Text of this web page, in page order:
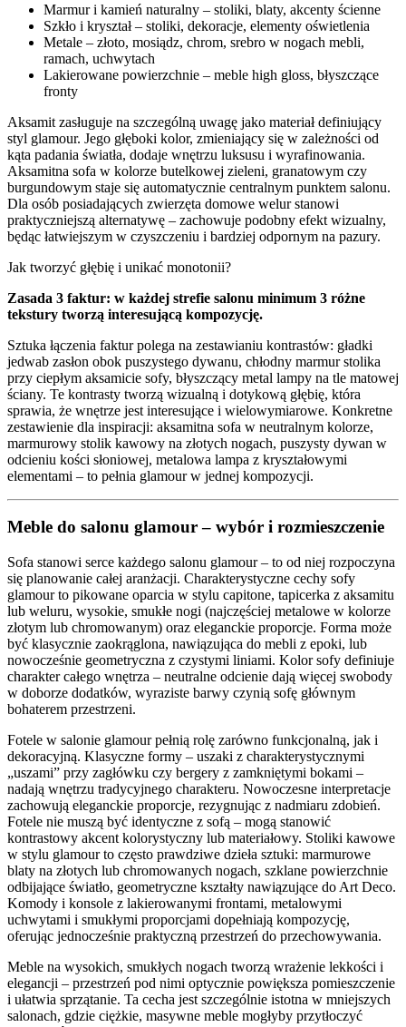
Marmur i kamień naturalny – stoliki, blaty, akcenty ścienne
Szkło i kryształ – stoliki, dekoracje, elementy oświetlenia
Metale – złoto, mosiądz, chrom, srebro w nogach mebli,
ramach, uchwytach
Lakierowane powierzchnie – meble high gloss, błyszczące
fronty
Aksamit zasługuje na szczególną uwagę jako materiał definiujący
styl glamour. Jego głęboki kolor, zmieniający się w zależności od
kąta padania światła, dodaje wnętrzu luksusu i wyrafinowania.
Aksamitna sofa w kolorze butelkowej zieleni, granatowym czy
burgundowym staje się automatycznie centralnym punktem salonu.
Dla osób posiadających zwierzęta domowe welur stanowi
praktyczniejszą alternatywę – zachowuje podobny efekt wizualny,
będąc łatwiejszym w czyszczeniu i bardziej odpornym na pazury.
Jak tworzyć głębię i unikać monotonii?
Zasada 3 faktur: w każdej strefie salonu minimum 3 różne
tekstury tworzą interesującą kompozycję.
Sztuka łączenia faktur polega na zestawianiu kontrastów: gładki
jedwab zasłon obok puszystego dywanu, chłodny marmur stolika
przy ciepłym aksamicie sofy, błyszczący metal lampy na tle matowej
ściany. Te kontrasty tworzą wizualną i dotykową głębię, która
sprawia, że wnętrze jest interesujące i wielowymiarowe. Konkretne
zestawienie dla inspiracji: aksamitna sofa w neutralnym kolorze,
marmurowy stolik kawowy na złotych nogach, puszysty dywan w
odcieniu kości słoniowej, metalowa lampa z kryształowymi
elementami – to pełnia glamour w jednej kompozycji.
Meble do salonu glamour – wybór i rozmieszczenie
Sofa stanowi serce każdego salonu glamour – to od niej rozpoczyna
się planowanie całej aranżacji. Charakterystyczne cechy sofy
glamour to pikowane oparcia w stylu capitone, tapicerka z aksamitu
lub weluru, wysokie, smukłe nogi (najczęściej metalowe w kolorze
złotym lub chromowanym) oraz eleganckie proporcje. Forma może
być klasycznie zaokrąglona, nawiązująca do mebli z epoki, lub
nowocześnie geometryczna z czystymi liniami. Kolor sofy definiuje
charakter całego wnętrza – neutralne odcienie dają więcej swobody
w doborze dodatków, wyraziste barwy czynią sofę głównym
bohaterem przestrzeni.
Fotele w salonie glamour pełnią rolę zarówno funkcjonalną, jak i
dekoracyjną. Klasyczne formy – uszaki z charakterystycznymi
„uszami” przy zagłówku czy bergery z zamkniętymi bokami –
nadają wnętrzu tradycyjnego charakteru. Nowoczesne interpretacje
zachowują eleganckie proporcje, rezygnując z nadmiaru zdobień.
Fotele nie muszą być identyczne z sofą – mogą stanowić
kontrastowy akcent kolorystyczny lub materiałowy. Stoliki kawowe
w stylu glamour to często prawdziwe dzieła sztuki: marmurowe
blaty na złotych lub chromowanych nogach, szklane powierzchnie
odbijające światło, geometryczne kształty nawiązujące do Art Deco.
Komody i konsole z lakierowanymi frontami, metalowymi
uchwytami i smukłymi proporcjami dopełniają kompozycję,
oferując jednocześnie praktyczną przestrzeń do przechowywania.
Meble na wysokich, smukłych nogach tworzą wrażenie lekkości i
elegancji – przestrzeń pod nimi optycznie powiększa pomieszczenie
i ułatwia sprzątanie. Ta cecha jest szczególnie istotna w mniejszych
salonach, gdzie ciężkie, masywne meble mogłyby przytłoczyć